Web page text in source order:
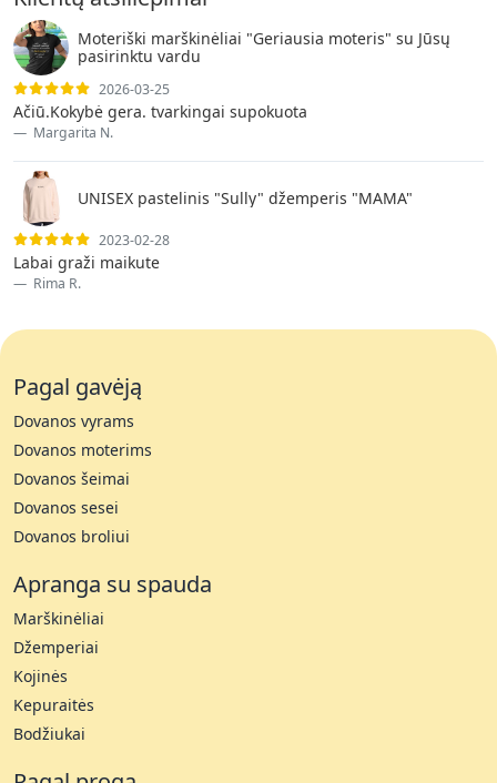
Moteriški marškinėliai "Geriausia moteris" su Jūsų
pasirinktu vardu
2026-03-25
Ačiū.Kokybė gera. tvarkingai supokuota
Margarita N.
UNISEX pastelinis "Sully" džemperis "MAMA"
2023-02-28
Labai graži maikute
Rima R.
Pagal gavėją
Dovanos vyrams
Dovanos moterims
Dovanos šeimai
Dovanos sesei
Dovanos broliui
Apranga su spauda
Marškinėliai
Džemperiai
Kojinės
Kepuraitės
Bodžiukai